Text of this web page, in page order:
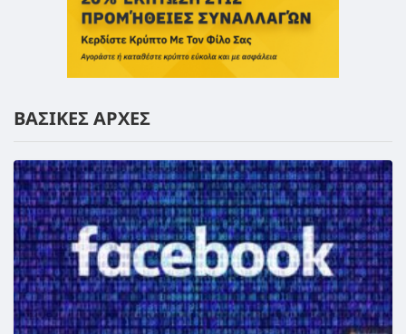
ΒΑΣΙΚΕΣ ΑΡΧΕΣ